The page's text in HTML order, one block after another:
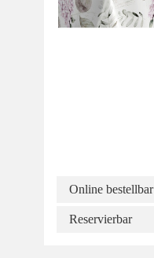
Online bestellbar
Reservierbar